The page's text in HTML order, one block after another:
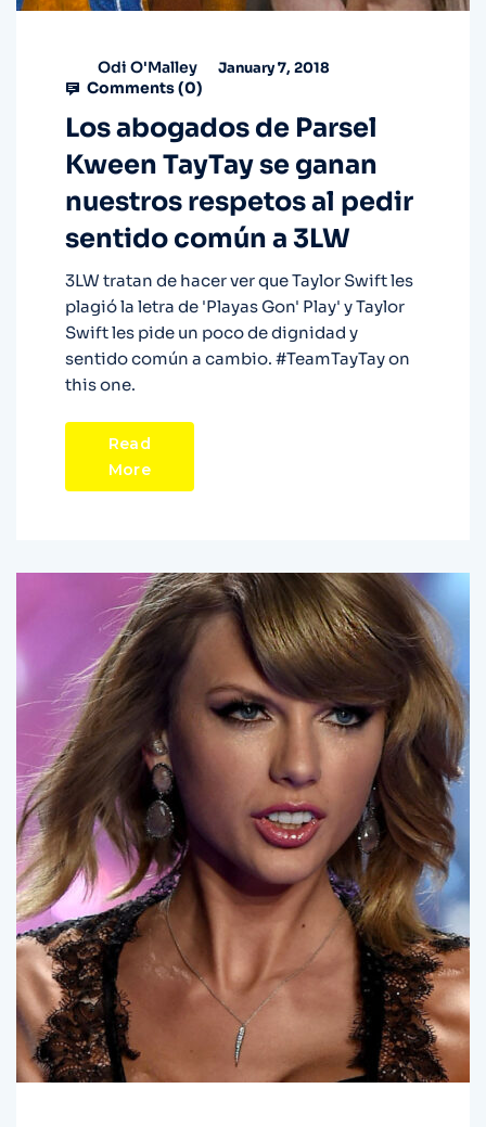
Odi O'Malley January 7, 2018
Comments (0)
Los abogados de Parsel
Kween TayTay se ganan
nuestros respetos al pedir
sentido común a 3LW
3LW tratan de hacer ver que Taylor Swift les
plagió la letra de 'Playas Gon' Play' y Taylor
Swift les pide un poco de dignidad y
sentido común a cambio. #TeamTayTay on
this one.
Read
More